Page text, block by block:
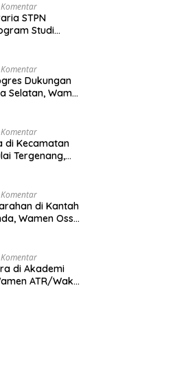
STPN
Studi
Dukungan
Selatan, Wamen
di Kecamatan
Tergenang,
di Kantah
Wamen Ossy:
di Akademi
ATR/Waka